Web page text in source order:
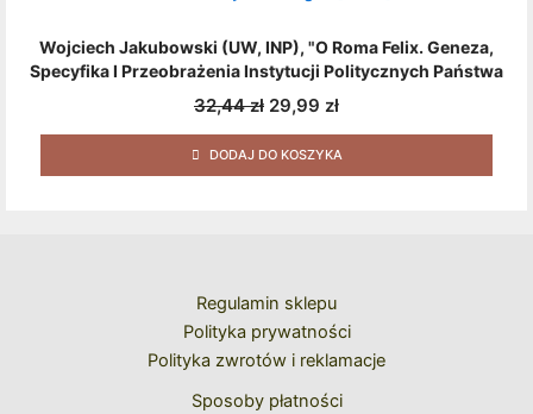
Wojciech Jakubowski (UW, INP), "O Roma Felix. Geneza,
Specyfika I Przeobrażenia Instytucji Politycznych Państwa
Miasta Watykańskiego" [2005]
32,44zł 29,99 zł
DODAJ DO KOSZYKA
Regulamin sklepu
Polityka prywatności
Polityka zwrotów i reklamacje
Sposoby płatności